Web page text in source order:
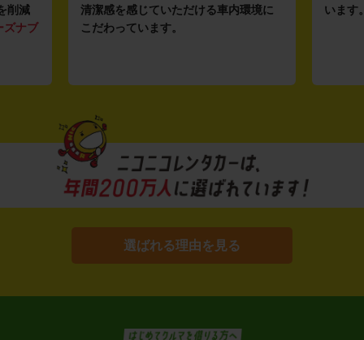
削減
ズナブ
清潔感を感じていただける車内環境に
こだわっています。
います
選ばれる理由を見る